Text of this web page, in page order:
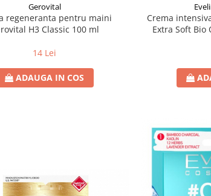
Gerovital
regeneranta pentru maini
H3 Classic 100 ml
14 Lei
ADAUGA IN COS
Crema
Extra Soft Bio